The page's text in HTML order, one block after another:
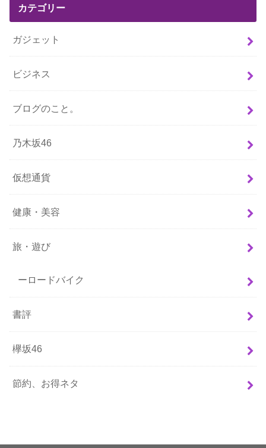
カテゴリー
ガジェット
ビジネス
ブログのこと。
乃木坂46
仮想通貨
健康・美容
旅・遊び
ーロードバイク
書評
欅坂46
節約、お得ネタ